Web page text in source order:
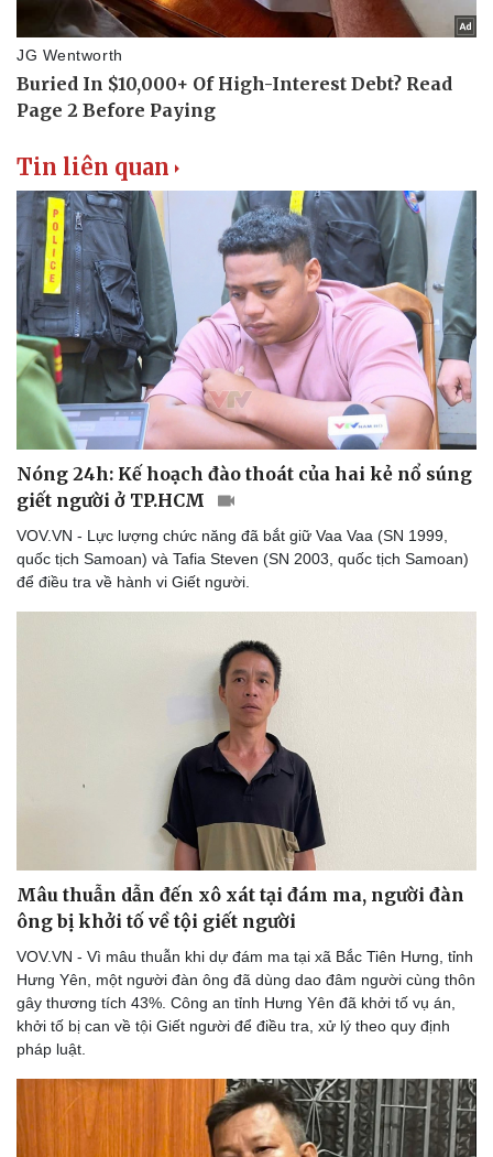
Ô tô
Xe máy
Tư vấn
Tin liên quan
Nóng 24h: Kế hoạch đào thoát của hai kẻ nổ súng
giết người ở TP.HCM
VOV.VN - Lực lượng chức năng đã bắt giữ Vaa Vaa (SN 1999,
quốc tịch Samoan) và Tafia Steven (SN 2003, quốc tịch Samoan)
để điều tra về hành vi Giết người.
Mâu thuẫn dẫn đến xô xát tại đám ma, người đàn
ông bị khởi tố về tội giết người
VOV.VN - Vì mâu thuẫn khi dự đám ma tại xã Bắc Tiên Hưng, tỉnh
Hưng Yên, một người đàn ông đã dùng dao đâm người cùng thôn
gây thương tích 43%. Công an tỉnh Hưng Yên đã khởi tố vụ án,
khởi tố bị can về tội Giết người để điều tra, xử lý theo quy định
pháp luật.